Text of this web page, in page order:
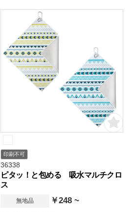
印刷不可
36338
ピタッ！と包める 吸水マルチクロ
ス
無地品 ￥248 ~